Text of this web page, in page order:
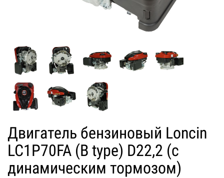
Двигатель бензиновый Loncin
LC1P70FA (B type) D22,2 (с
динамическим тормозом)